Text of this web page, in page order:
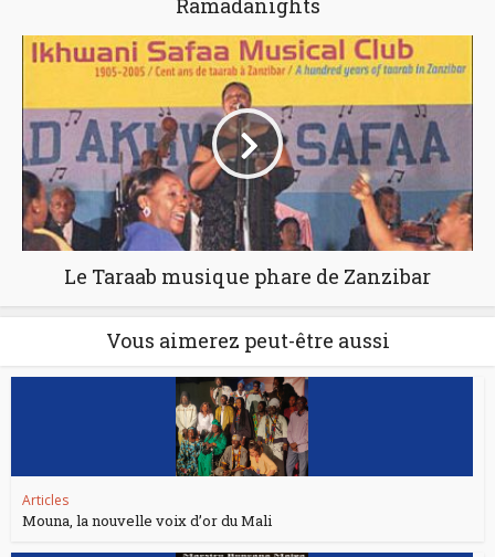
Ramadanights
Le Taraab musique phare de Zanzibar
Vous aimerez peut-être aussi
Articles
Mouna, la nouvelle voix d’or du Mali